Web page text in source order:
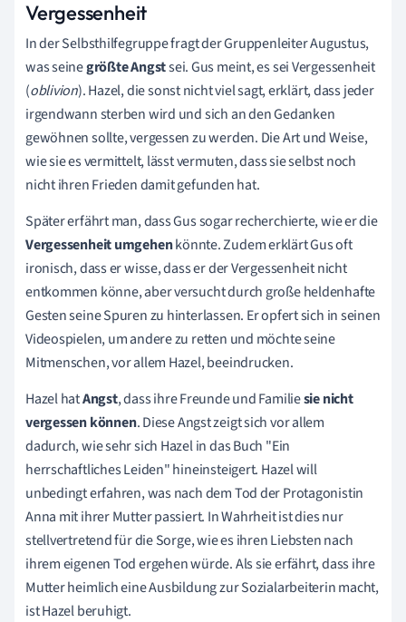
Vergessenheit
In der Selbsthilfegruppe fragt der Gruppenleiter Augustus,
was seinegrößte Angstsei. Gus meint, es sei Vergessenheit
(oblivion). Hazel, die sonst nicht viel sagt, erklärt, dass jeder
irgendwann sterben wird und sich an den Gedanken
gewöhnen sollte, vergessen zu werden. Die Art und Weise,
wie sie es vermittelt, lässt vermuten, dass sie selbst noch
nicht ihren Frieden damit gefunden hat.
Später erfährt man, dass Gus sogar recherchierte, wie er die
Vergessenheit umgehenkönnte. Zudem erklärt Gus oft
ironisch, dass er wisse, dass er der Vergessenheit nicht
entkommen könne, aber versucht durch große heldenhafte
Gesten seine Spuren zu hinterlassen. Er opfert sich in seinen
Videospielen, um andere zu retten und möchte seine
Mitmenschen, vor allem Hazel, beeindrucken.
Hazel hatAngst, dass ihre Freunde und Familiesie nicht
vergessenkönnen. Diese Angst zeigt sich vor allem
dadurch, wie sehr sich Hazel in das Buch "Ein
herrschaftliches Leiden" hineinsteigert. Hazel will
unbedingt erfahren, was nach dem Tod der Protagonistin
Anna mit ihrer Mutter passiert. In Wahrheit ist dies nur
stellvertretend für die Sorge, wie es ihren Liebsten nach
ihrem eigenen Tod ergehen würde. Als sie erfährt, dass ihre
Mutter heimlich eine Ausbildung zur Sozialarbeiterin macht,
ist Hazel beruhigt.